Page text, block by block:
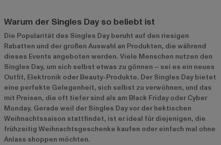
Warum der Singles Day so beliebt ist
Die Popularität des Singles Day beruht auf den riesigen
Rabatten und der großen Auswahl an Produkten, die während
dieses Events angeboten werden. Viele Menschen nutzen den
Singles Day, um sich selbst etwas zu gönnen – sei es ein neues
Outfit, Elektronik oder Beauty-Produkte. Der Singles Day bietet
eine perfekte Gelegenheit, sich selbst zu verwöhnen, und das
mit Preisen, die oft tiefer sind als am Black Friday oder Cyber
Monday. Gerade weil der Singles Day vor der hektischen
Weihnachtssaison stattfindet, ist er ideal für diejenigen, die
frühzeitig Weihnachtsgeschenke kaufen oder einfach mal ohne
Anlass shoppen möchten.